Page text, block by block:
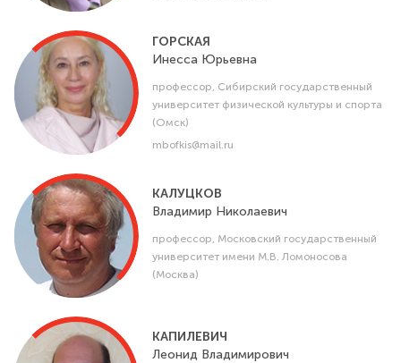
ГОРСКАЯ
Инесса Юрьевна
профессор, Сибирский государственный
университет физической культуры и спорта
(Омск)
mbofkis@mail.ru
КАЛУЦКОВ
Владимир Николаевич
профессор, Московский государственный
университет имени М.В. Ломоносова
(Москва)
КАПИЛЕВИЧ
Леонид Владимирович